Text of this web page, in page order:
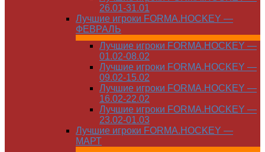
26.01-31.01
Лучшие игроки FORMA.HOCKEY —
ФЕВРАЛЬ
Лучшие игроки FORMA.HOCKEY —
01.02-08.02
Лучшие игроки FORMA.HOCKEY —
09.02-15.02
Лучшие игроки FORMA.HOCKEY —
16.02-22.02
Лучшие игроки FORMA.HOCKEY —
23.02-01.03
Лучшие игроки FORMA.HOCKEY —
МАРТ